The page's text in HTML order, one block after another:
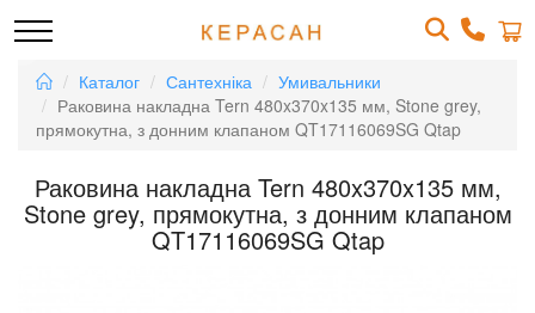
Каталог Сантехніка
Умивальники
Раковина накладна Tern 480x370x135 мм, Stone grey,
прямокутна, з донним клапаном QT17116069SG Qtap
Раковина накладна Tern 480x370x135 мм,
Stone grey, прямокутна, з донним клапаном
QT17116069SG Qtap